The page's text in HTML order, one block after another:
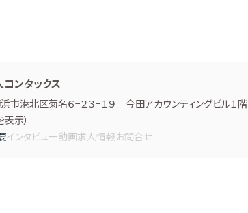
ンタックス
市港北区菊名６−２３−１９ 今田アカウンティングビル１階
表示）
インタビュー動画求人情報お問合せ